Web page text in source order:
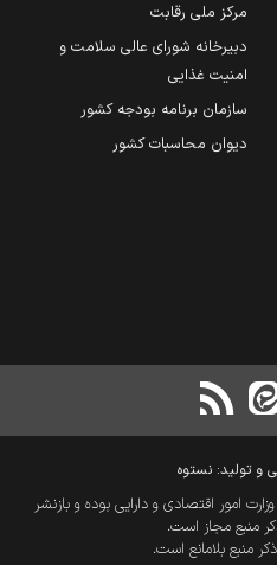
مرکز ملی رقابت
دبیرخانه شورای عالی سلامت و
امنیت غذایی
سازمان برنامه بودجه کشور
دیوان محاسبات کشور
و تولید: نستوه
امور اقتصادی و دارایی بوده و بازنشر
منبع مجاز است.
منبع بلامانع است.